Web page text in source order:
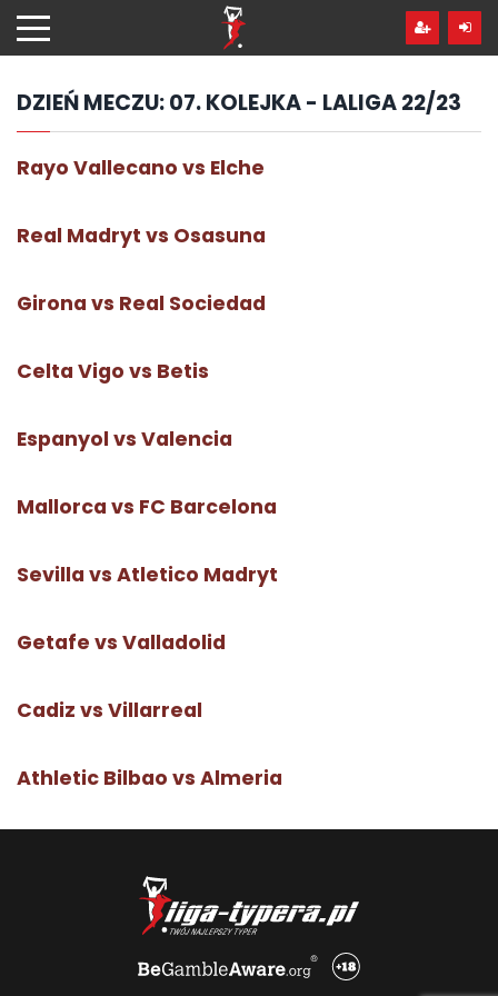
hdo
treści
DZIEŃ MECZU:07. KOLEJKA - LALIGA 22/23
Rayo Vallecano vs Elche
Real Madryt vs Osasuna
Girona vs Real Sociedad
Celta Vigo vs Betis
Espanyol vs Valencia
Mallorca vs FC Barcelona
Sevilla vs Atletico Madryt
Getafe vs Valladolid
Cadiz vs Villarreal
Athletic Bilbao vs Almeria